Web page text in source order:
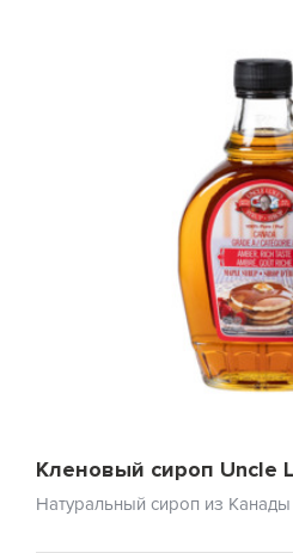
Кленовый сироп Uncle
Натуральный сироп из Канады